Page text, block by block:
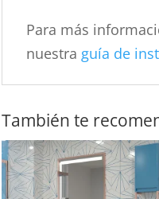
Para más
nuestra guía de
También te